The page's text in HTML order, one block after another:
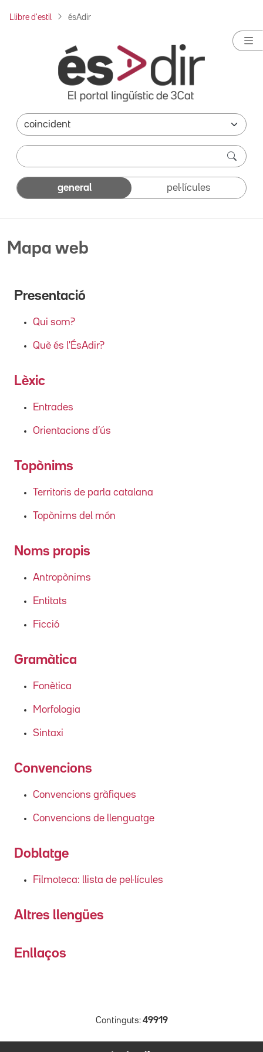
Llibre d'estil ésAdir
general pel·lícules
Mapa web
Presentació
Qui som?
Què és l'ÉsAdir?
Lèxic
Entrades
Orientacions d’ús
Topònims
Territoris de parla catalana
Topònims del món
Noms propis
Antropònims
Entitats
Ficció
Gramàtica
Fonètica
Morfologia
Sintaxi
Convencions
Convencions gràfiques
Convencions de llenguatge
Doblatge
Filmoteca: llista de pel·lícules
Altres llengües
Enllaços
Continguts: 49919